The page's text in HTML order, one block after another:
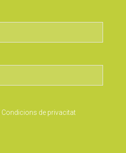
Condicions de privacitat